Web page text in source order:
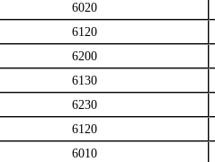
6020
6120
6200
6130
6230
6120
6010